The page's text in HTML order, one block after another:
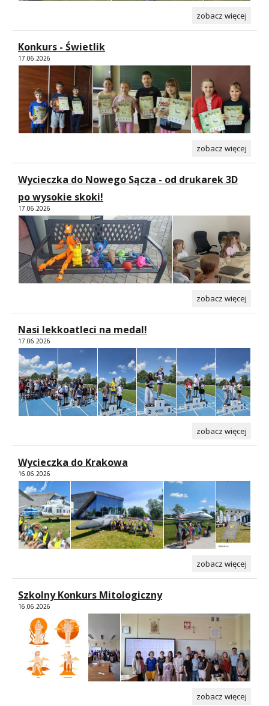
zobacz więcej
Konkurs - Świetlik
17.06.2026
zobacz więcej
Wycieczka do Nowego Sącza - od drukarek 3D
po wysokie skoki!
17.06.2026
zobacz więcej
Nasi lekkoatleci na medal!
17.06.2026
zobacz więcej
Wycieczka do Krakowa
16.06.2026
zobacz więcej
Szkolny Konkurs Mitologiczny
16.06.2026
zobacz więcej